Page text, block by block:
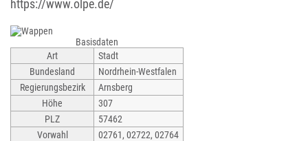
https://www.olpe.de/
Basisdaten
Art
Stadt
Bundesland
Nordrhein-Westfalen
Regierungsbezirk
Arnsberg
Höhe
307
PLZ
57462
Vorwahl
02761, 02722, 02764